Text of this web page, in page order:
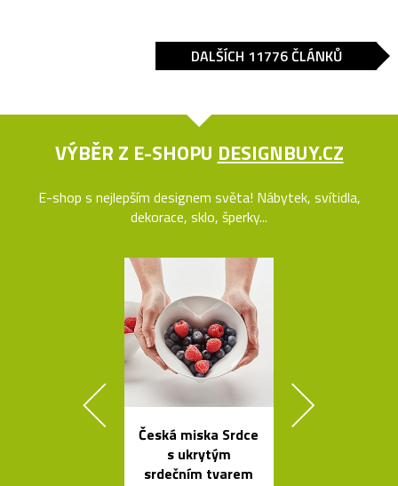
DALŠÍCH 11776 ČLÁNKŮ
VÝBĚR Z E-SHOPU DESIGNBUY.CZ
E-shop s nejlepším designem světa! Nábytek, svítidla,
dekorace, sklo, šperky...
Česká miska Srdce
s ukrytým
srdečním tvarem